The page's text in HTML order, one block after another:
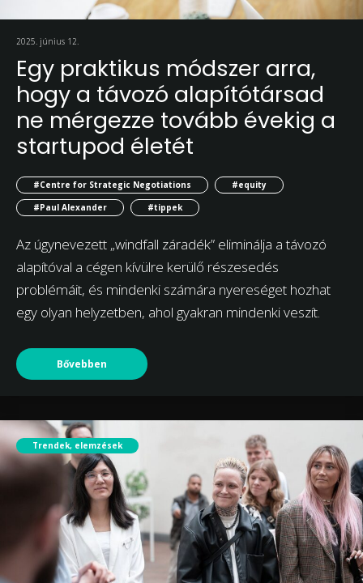
2025. június 12.
Egy praktikus módszer arra,
hogy a távozó alapítótársad
ne mérgezze tovább évekig a
startupod életét
#Centre for Strategic Negotiations
#equity
#Paul Alexander
#tippek
Az úgynevezett „windfall záradék” eliminálja a távozó
alapítóval a cégen kívülre kerülő részesedés
problémáit, és mindenki számára nyereséget hozhat
egy olyan helyzetben, ahol gyakran mindenki veszít.
Bővebben
Trendek, elemzések